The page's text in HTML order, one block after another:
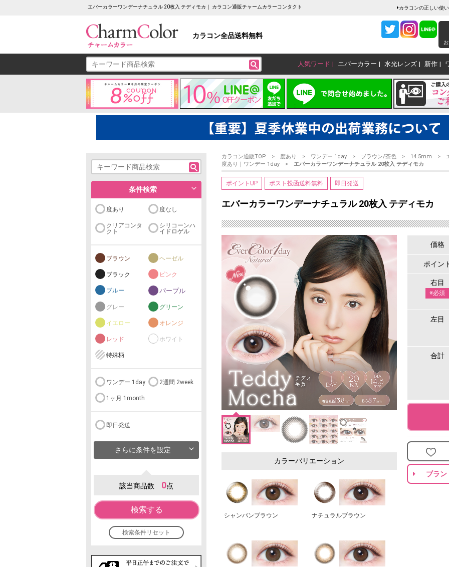
エバーカラーワンデーナチュラル 20枚入 テディモカ｜ カラコン通販チャームカラーコンタクト カラコンの正しい使
カラコン全品送料無料
人気ワード エバーカラー 水光レンズ 新作
条件検索
度あり 度なし
クリアコンタ
クト
シリコーンハ
イドロゲル
ブラウン ヘーゼル
ブラック ピンク
ブルー パープル
グレー グリーン
イエロー オレンジ
レッド ホワイト
特殊柄
ワンデー 1day 2週間 2week
1ヶ月 1month
即日発送
さらに条件を設定
該当商品数 0点
検索する
検索条件リセット
カラコン通販TOP 度あり ワンデー 1day ブラウン/茶色 14.5mm
度あり｜ワンデー 1day
エバーカラーワンデーナチュラル 20枚入 テディモカ
ポイントUP ポスト投函送料無料 即日発送
エバーカラーワンデーナチュラル 20枚入 テディモカ
カラーバリエーション
シャンパンブラウン ナチュラルブラウン
価格
ポイン
右目
※必須
左目
合計
ブラン